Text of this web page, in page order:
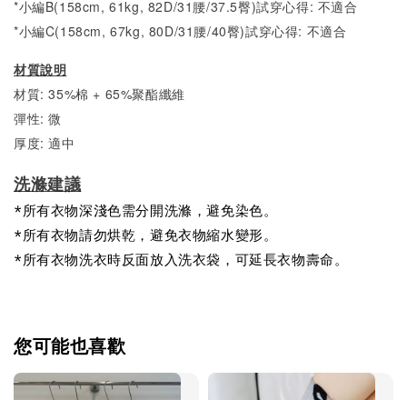
*小編B(158cm, 61kg, 82D/31腰/37.5臀)試穿心得: 不適合
*小編C(158cm, 67kg, 80D/31腰/40臀)試穿心得: 不適合
材質說明
材質: 35%棉 + 65%聚酯纖維
彈性: 微
厚度: 適中
洗滌建議
*所有衣物深淺色需分開洗滌，避免染色。
*所有衣物請勿烘乾，避免衣物縮水變形。
*所有衣物洗衣時反面放入洗衣袋，可延長衣物壽命。
您可能也喜歡